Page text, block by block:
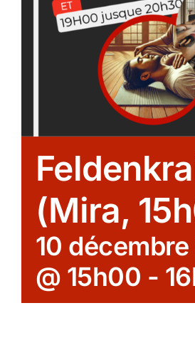
(Mira,
10
@ 15h00 -